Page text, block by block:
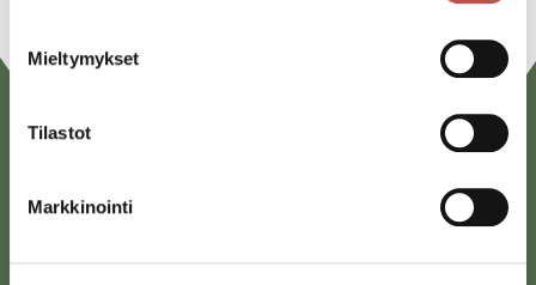
Mieltymykset
Tilastot
Markkinointi